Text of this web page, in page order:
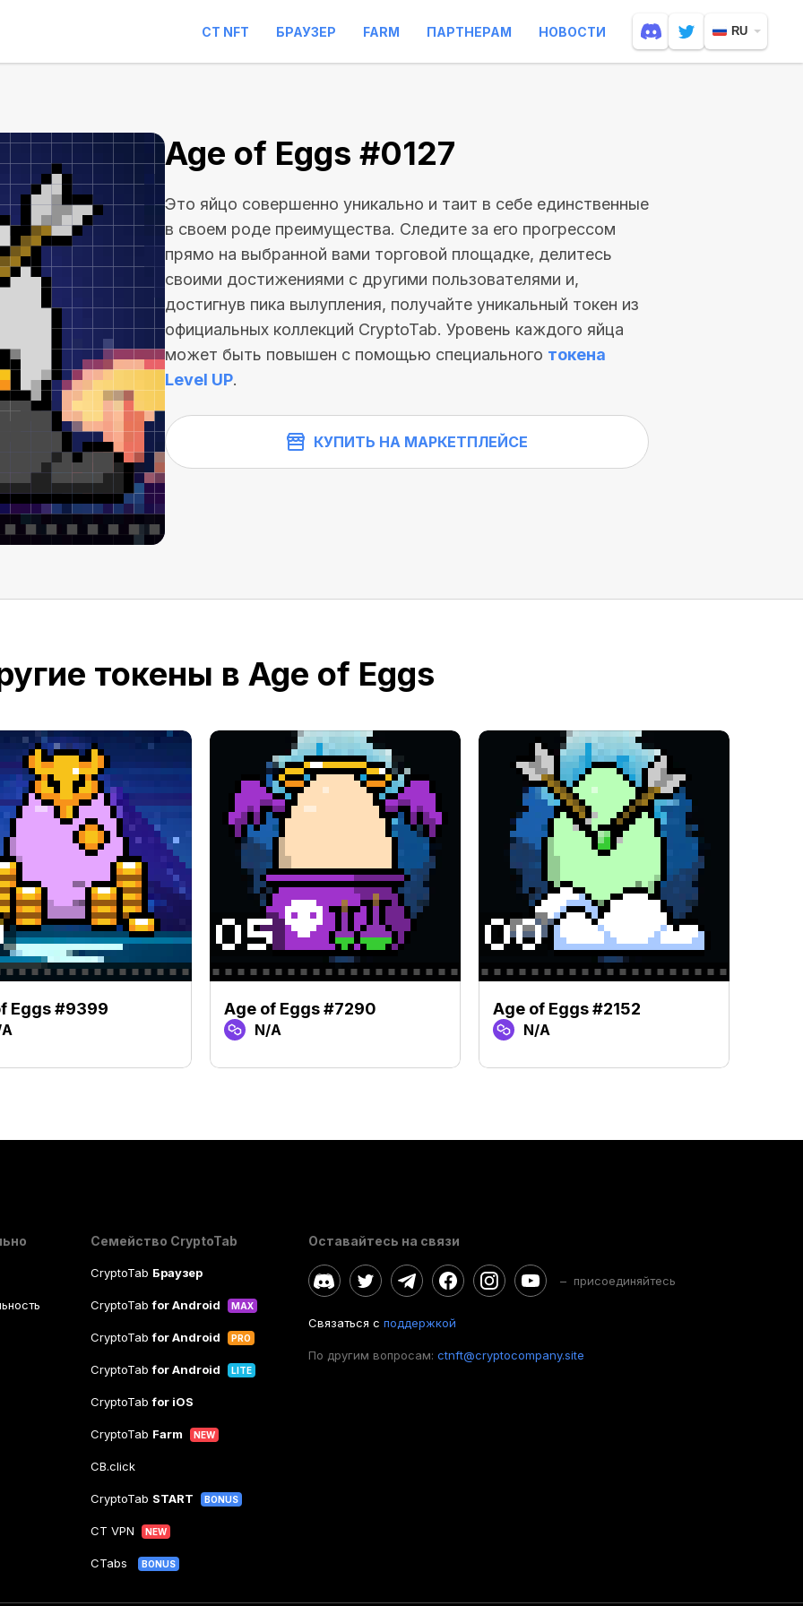
CT NFT БРАУЗЕР FARM ПАРТНЕРАМ НОВОСТИ RU
Age of Eggs #0127
Это яйцо совершенно уникально и таит в себе единственные
в своем роде преимущества. Следите за его прогрессом
прямо на выбранной вами торговой площадке, делитесь
своими достижениями с другими пользователями и,
достигнув пика вылупления, получайте уникальный токен из
официальных коллекций CryptoTab. Уровень каждого яйца
может быть повышен с помощью специального токена
Level UP.
КУПИТЬ НА МАРКЕТПЛЕЙСЕ
токены в Age of Eggs
Eggs #9399 Age of Eggs #7290
N/A
Age of Eggs #2152
N/A
Семейство CryptoTab
CryptoTab Браузер
CryptoTabfor Android MAX
CryptoTabfor Android PRO
CryptoTabfor Android LITE
CryptoTabfor iOS
CryptoTab Farm NEW
CB.click
CryptoTab START BONUS
CT VPN NEW
CTabs BONUS
Оставайтесь на связи
– присоединяйтесь
Связаться с поддержкой
По другим вопросам: ctnft@cryptocompany.site